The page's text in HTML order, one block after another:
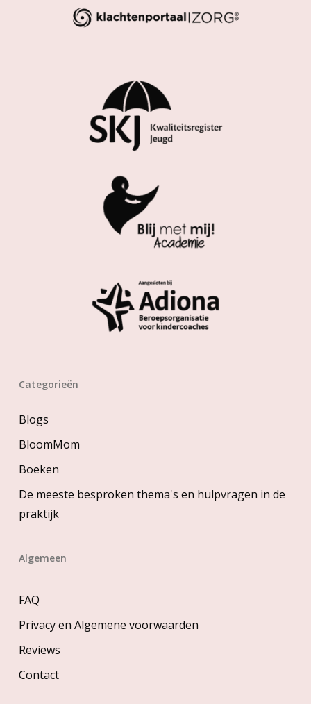
Categorieën
Blogs
BloomMom
Boeken
De meeste besproken thema's en hulpvragen in de
praktijk
Algemeen
FAQ
Privacy en Algemene voorwaarden
Reviews
Contact